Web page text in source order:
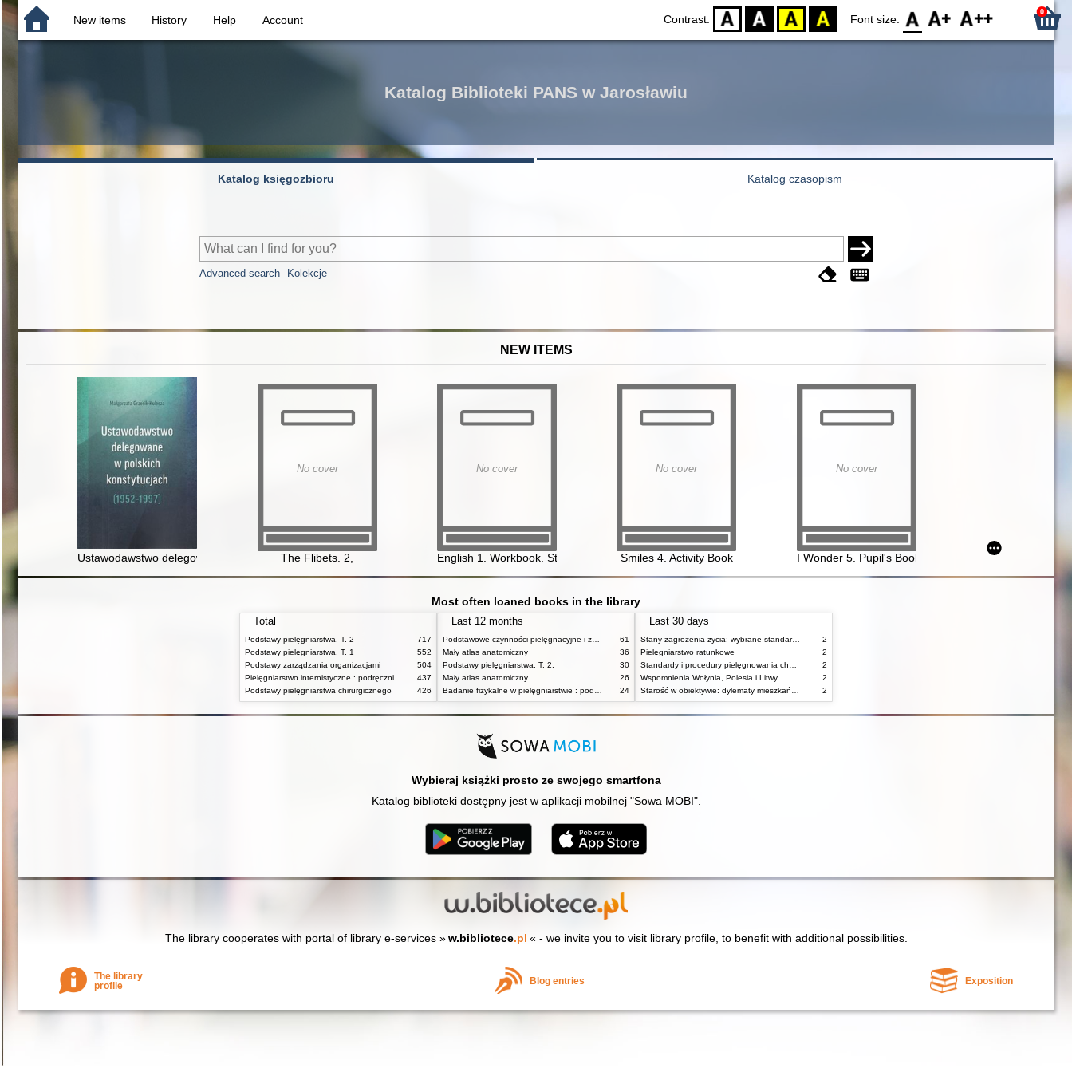
New items History Help Account Contrast: D BW YB BY Font size: F0 F1 F2 0
Katalog Biblioteki PANS w Jarosławiu
Katalog księgozbioru Katalog czasopism
Advanced search Kolekcje
NEW ITEMS
Ustawodawstwo delegowane w polskich konstytucjach (1952 - 1997)
No cover
The Flibets. 2,
No cover
English 1. Workbook. Student's Book
No cover
Smiles 4. Activity Book
No cover
I Wonder 5. Pupil's Book
Most often loaned books in the library
Total
Podstawy pielęgniarstwa. T. 2
717
Podstawy pielęgniarstwa. T. 1
552
Podstawy zarządzania organizacjami
504
437
Podstawy pielęgniarstwa chirurgicznego
426
Last 12 months
61
Mały atlas anatomiczny
36
Podstawy pielęgniarstwa. T. 2,
30
Mały atlas anatomiczny
26
24
Last 30 days
Stany zagrożenia życia: wybrane standardy opieki i procedury postępowania pielęgniarskiego
2
Pielęgniarstwo ratunkowe
2
2
Wspomnienia Wołynia, Polesia i Litwy
2
2
Wybieraj książki prosto ze swojego smartfona
Katalog biblioteki dostępny jest w aplikacji mobilnej "Sowa MOBI".
The library cooperates with portal of library e-services » w.bibliotece.pl « - we invite you to visit library profile, to benefit with additional possibilities.
The library
profile
Blog entries Exposition